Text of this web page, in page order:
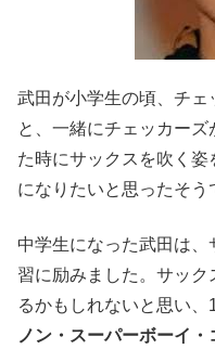
武田が小学生の頃、チ
と、一緒にチェッカー
た時にサックスを吹く
になりたいと思ったそう
中学生になった武田は
習に励みました。サッ
るかもしれないと思い
ノン・スーパーボーイ・